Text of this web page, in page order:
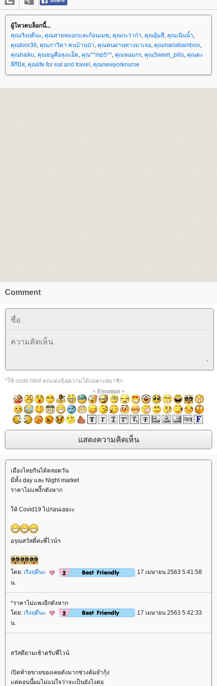
ผู้โหวตบล็อกนี้...
คุณเริงฤดีนะ, คุณสายหมอกและก้อนเมฆ, คุณกะว่าก๋า, คุณอุ้มสี, คุณเนินน้ำ,
คุณtoor36, คุณภาวิดา คนบ้านป่า, คุณคนผ่านทางมาเจอ, คุณmariabamboo,
คุณhaiku, คุณธนูคือลุงแอ็ด, คุณ**mp5**, คุณหอมกร, คุณSweet_pills, คุณตะ
ลีกีปัส, คุณlife for eat and travel , คุณnewyorknurse
Comment
*ใช้ code html ตกแต่งข้อความได้เฉพาะสมาชิก
+ Emotion+
เมืองไทยกินได้ตลอดวัน
มีทั้ง day และ Night market
ราคาไม่แพงิีกตังหาก
ห้ Covid19 ไปก่อนเฮอะะ
อรุณสวัสดิ์ค่ะพี่ไวน์ฯ
ดย: เริงฤดีนะ
17 เมษายน 2563 5:41:58
น.
*ราคาไม่แพงอีกตังหาก
ดย: เริงฤดีนะ
17 เมษายน 2563 5:42:33
น.
สวัสดียามเช้าครับพี่ไวน์
เปิดท้ายขายของเคยดังมากช่วงต้มยำกุ้ง
ต่ตอนนี้ผมไม่แน่ใจว่าจะเป็นยังไงต่อ